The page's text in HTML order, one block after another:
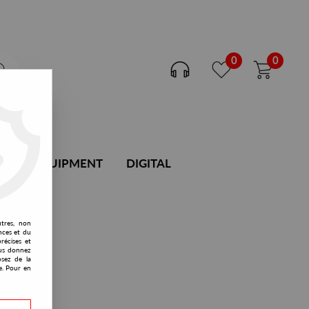
0 0
DJ EQUIPMENT DIGITAL
non
et du
et
donnez
de la
Pour en